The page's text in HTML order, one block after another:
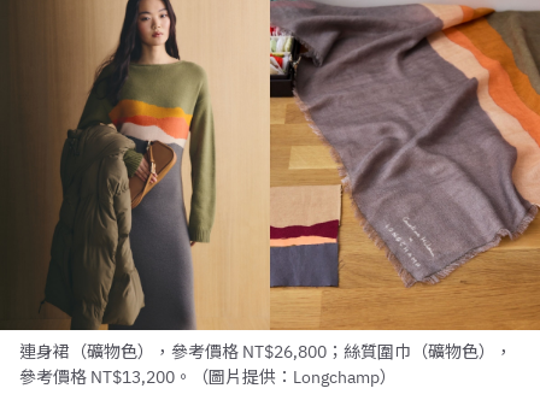
連身裙（礦物色），參考價格 NT$26,800；絲質圍巾（礦物色），
參考價格 NT$13,200。（圖片提供：Longchamp）